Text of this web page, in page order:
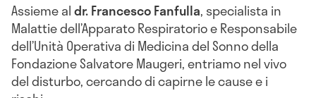
Assieme aldr. Francesco Fanfulla, specialista in
Malattie dell’Apparato Respiratorio e Responsabile
dell’Unità Operativa di Medicina del Sonno della
Fondazione Salvatore Maugeri, entriamo nel vivo
del disturbo, cercando di capirne le cause e i